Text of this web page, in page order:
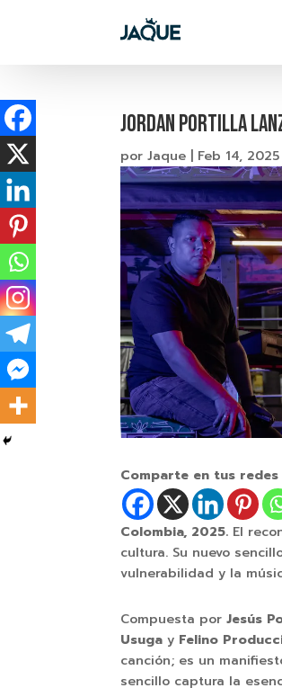
Jordan Portilla
porJaque | Feb 14, 2025
Comparte en tus redes
Colombia, 2025. El
cultura. Su nuevo
vulnerabilidad y la
Compuesta porJesús
Usuga y Felino
canción; es un
sencillo captura la